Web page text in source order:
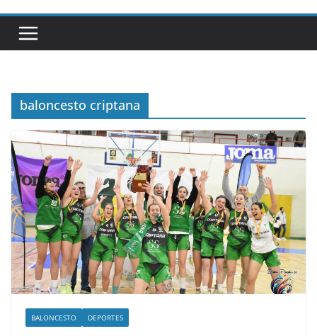
baloncesto criptana
BALONCESTO DEPORTES